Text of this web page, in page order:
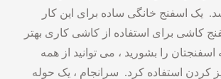
یک اسفنج خانگی ساده برای این کار
کاشی برای استفاده از کاشی کاری بهتر
را بشورید ، می توانید از همه
کردن استفاده کرد. سرانجام ، یک حوله